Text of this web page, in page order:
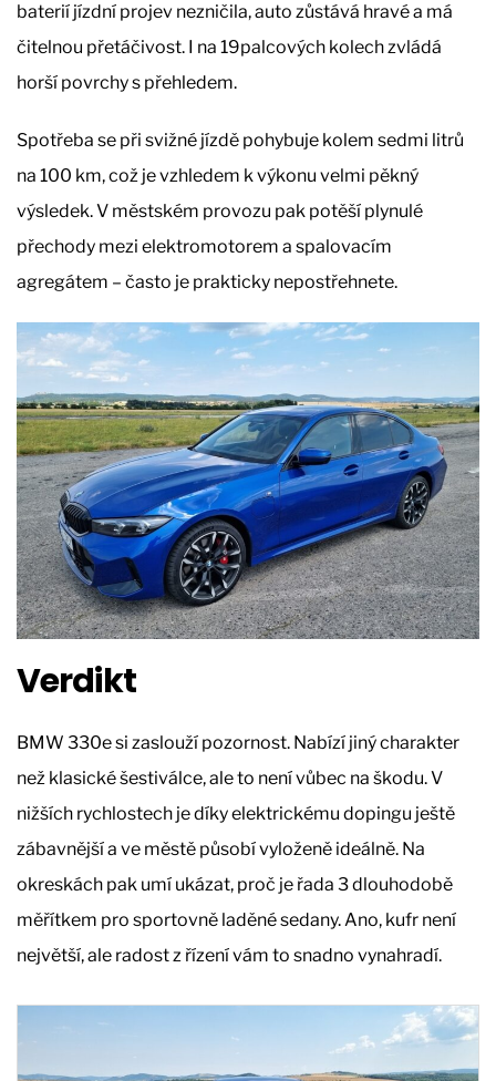
baterií jízdní projev nezničila, auto zůstává hravé a má
čitelnou přetáčivost. I na 19palcových kolech zvládá
horší povrchy s přehledem.
Spotřeba se při svižné jízdě pohybuje kolem sedmi litrů
na 100 km, což je vzhledem k výkonu velmi pěkný
výsledek. V městském provozu pak potěší plynulé
přechody mezi elektromotorem a spalovacím
agregátem – často je prakticky nepostřehnete.
Verdikt
BMW 330e si zaslouží pozornost. Nabízí jiný charakter
než klasické šestiválce, ale to není vůbec na škodu. V
nižších rychlostech je díky elektrickému dopingu ještě
zábavnější a ve městě působí vyloženě ideálně. Na
okreskách pak umí ukázat, proč je řada 3 dlouhodobě
měřítkem pro sportovně laděné sedany. Ano, kufr není
největší, ale radost z řízení vám to snadno vynahradí.